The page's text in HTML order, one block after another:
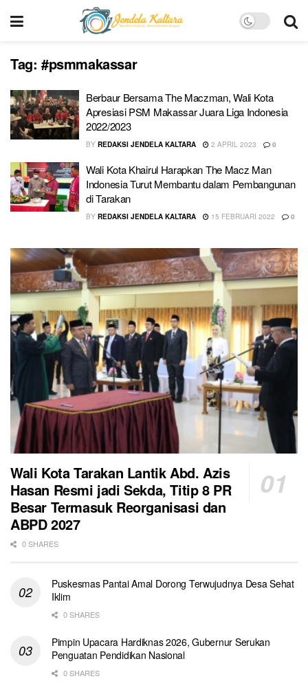
Tag: #psmmakassar
Berbaur Bersama The Maczman, Wali Kota
Apresiasi PSM Makassar Juara Liga Indonesia
2022/2023
BY REDAKSI JENDELA KALTARA 2 APRIL 2023 0
Wali Kota Khairul Harapkan The Macz Man
Indonesia Turut Membantu dalam Pembangunan
di Tarakan
BY REDAKSI JENDELA KALTARA 15 FEBRUARI 2022 0
Wali Kota Tarakan Lantik Abd. Azis
Hasan Resmi jadi Sekda, Titip 8 PR
Besar Termasuk Reorganisasi dan
ABPD 2027
0 SHARES
Puskesmas Pantai Amal Dorong Terwujudnya Desa Sehat
Iklim
0 SHARES
Pimpin Upacara Hardiknas 2026, Gubernur Serukan
Penguatan Pendidikan Nasional
0 SHARES